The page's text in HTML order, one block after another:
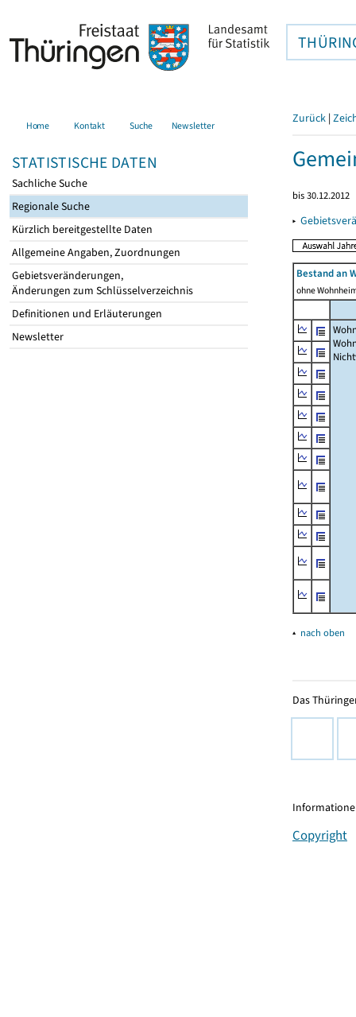
Home Kontakt Suche Newsletter
STATISTISCHE DATEN
Sachliche Suche
Regionale Suche
Kürzlich bereitgestellte Daten
Allgemeine Angaben, Zuordnungen
Gebietsveränderungen,
Änderungen zum Schlüsselverzeichnis
Definitionen und Erläuterungen
Newsletter
Zurück |
bis 30.12.2012
▸
Bestand an
ohne
▴ nach oben
Das
Copyright